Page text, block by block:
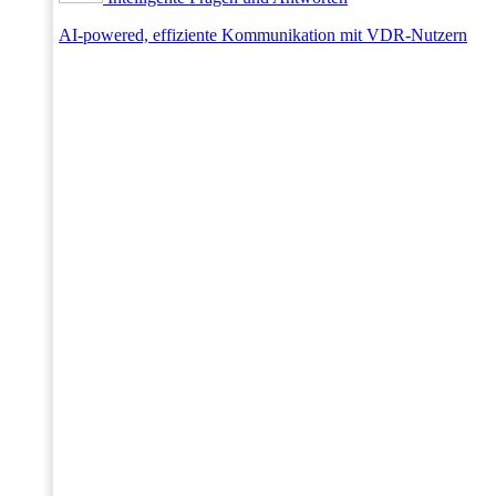
AI-powered, effiziente Kommunikation mit VDR-Nutzern